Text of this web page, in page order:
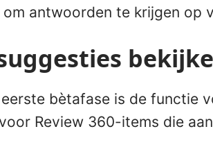
om antwoorden te krijgen op
bètafase is de functie
Review 360-items die